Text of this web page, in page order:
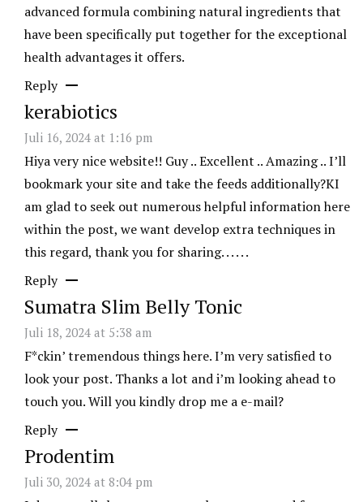
advanced formula combining natural ingredients that
have been specifically put together for the exceptional
health advantages it offers.
Reply
kerabiotics
Juli 16, 2024 at 1:16 pm
Hiya very nice website!! Guy .. Excellent .. Amazing .. I’ll
bookmark your site and take the feeds additionally?KI
am glad to seek out numerous helpful information here
within the post, we want develop extra techniques in
this regard, thank you for sharing. . . . . .
Reply
Sumatra Slim Belly Tonic
Juli 18, 2024 at 5:38 am
F*ckin’ tremendous things here. I’m very satisfied to
look your post. Thanks a lot and i’m looking ahead to
touch you. Will you kindly drop me a e-mail?
Reply
Prodentim
Juli 30, 2024 at 8:04 pm